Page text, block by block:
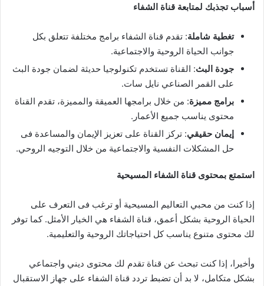
أسباب تجذبك لمتابعة قناة الشفاء
تغطية شاملة: تقدم قناة الشفاء برامج مختلفة تتعلق بكل
جوانب الحياة الروحية والاجتماعية.
جودة البث: القناة تستخدم تكنولوجيا حديثة لضمان جودة البث
على القمر الصناعي نايل سات.
برامج مميزة: من خلال برامجها العميقة والمميزة، تقدم القناة
محتوى يناسب جميع الأعمار.
إيمان حقيقي: تركز القناة على تعزيز الإيمان والمساعدة فى
حل المشكلات النفسية والاجتماعية من خلال التوجيه الروحي.
استمتع بمحتوى قناة الشفاء المسيحية
إذا كنت من محبي التعاليم المسيحية أو ترغب فى التعرف على
الحياة الروحية بشكل أعمق، قناة الشفاء هي الخيار الأمثل. كما توفر
لك محتوى متنوع يناسب كل احتياجاتك الروحية والتعليمية.
وأخيرا، إذا كنت تبحث عن قناة تقدم لك محتوى ديني واجتماعي
بشكل متكامل، لا بد أن تضبط تردد قناة الشفاء على جهاز الاستقبال